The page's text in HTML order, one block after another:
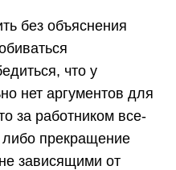
без объяснения
что у
нет аргументов для
за работником все-
прекращение
зависящими от